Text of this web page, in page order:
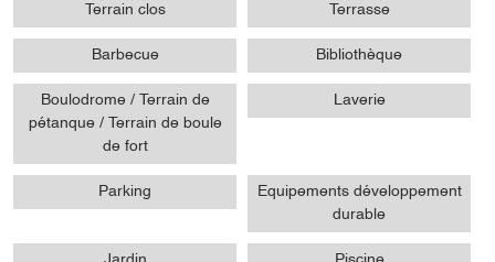
Terrain clos Terrasse
Barbecue Bibliothèque
Boulodrome / Terrain de
pétanque / Terrain de boule
de fort
Laverie
Parking
Equipements développement
durable